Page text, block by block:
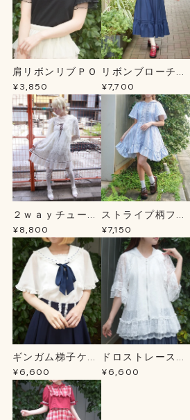
肩リボンリブＰＯ
¥3,850
リボンブローチ薔
薇刺繍ＯＰ
¥7,700
２ｗａｙチュール
チュニック
¥8,800
ストライプ柄フー
ドシャツＯＰ
¥7,150
ギンガム梯子ケー
プＢＬ
¥6,600
ドロストレースパ
ーカー
¥6,600